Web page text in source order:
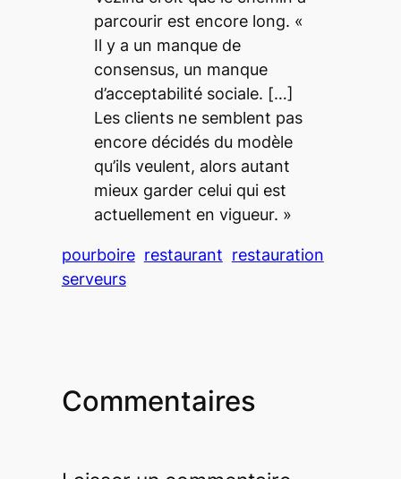
parcourir est encore long. «
Il y a un manque de
consensus, un manque
d’acceptabilité sociale. […]
Les clients ne semblent pas
encore décidés du modèle
qu’ils veulent, alors autant
mieux garder celui qui est
actuellement en vigueur. »
pourboire restaurant restauration
serveurs
Commentaires